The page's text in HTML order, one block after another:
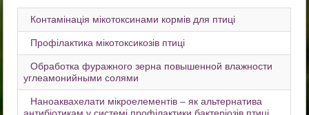
Контамінація мікотоксинами кормів для птиці
Профілактика мікотоксикозів птиці
Обработка фуражного зерна повышенной влажности
углеамонийными солями
Наноаквахелати мікроелементів – як альтернатива